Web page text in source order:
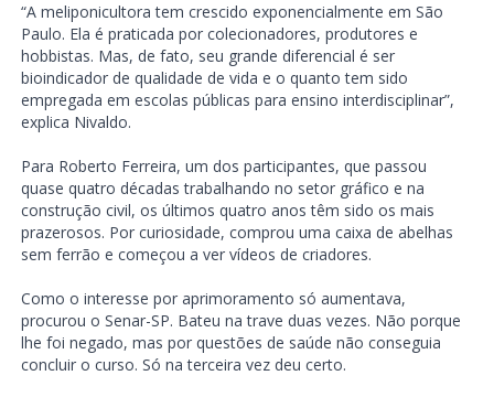
“A meliponicultora tem crescido exponencialmente em São
Paulo. Ela é praticada por colecionadores, produtores e
hobbistas. Mas, de fato, seu grande diferencial é ser
bioindicador de qualidade de vida e o quanto tem sido
empregada em escolas públicas para ensino interdisciplinar”,
explica Nivaldo.
Para Roberto Ferreira, um dos participantes, que passou
quase quatro décadas trabalhando no setor gráfico e na
construção civil, os últimos quatro anos têm sido os mais
prazerosos. Por curiosidade, comprou uma caixa de abelhas
sem ferrão e começou a ver vídeos de criadores.
Como o interesse por aprimoramento só aumentava,
procurou o Senar-SP. Bateu na trave duas vezes. Não porque
lhe foi negado, mas por questões de saúde não conseguia
concluir o curso. Só na terceira vez deu certo.